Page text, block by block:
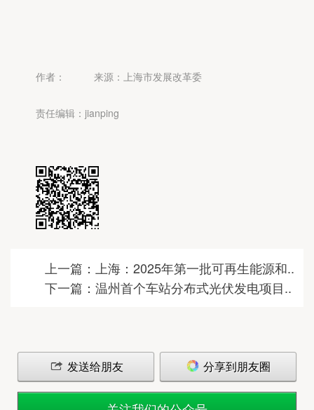
作者： 来源：上海市发展改革委
责任编辑：jianping
上一篇：上海：2025年第一批可再生能源和..
下一篇：温州首个车站分布式光伏发电项目..
发送给朋友 分享到朋友圈